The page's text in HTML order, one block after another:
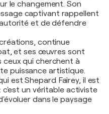
le changement. Son
captivant rappellent
et de défendre
continue
et ses œuvres sont
ceux qui cherchent à
puissance artistique.
est Shepard Fairey, il est
c'est un véritable activiste
dans le paysage